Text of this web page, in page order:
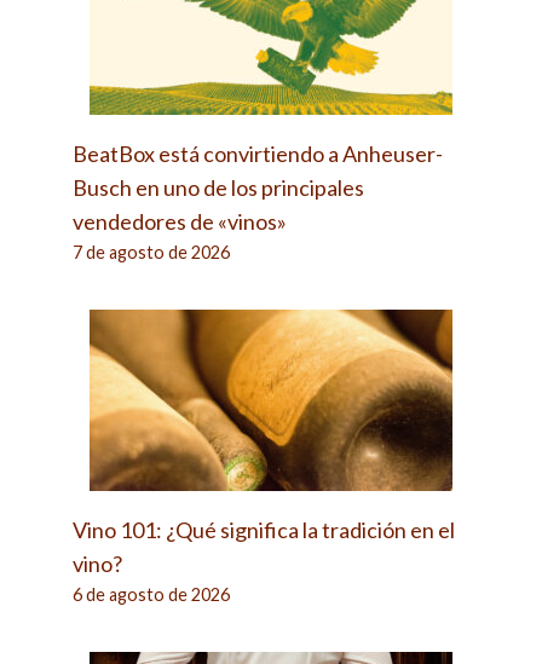
BeatBox está convirtiendo a Anheuser-
Busch en uno de los principales
vendedores de «vinos»
7 de agosto de 2026
Vino 101: ¿Qué significa la tradición en el
vino?
6 de agosto de 2026